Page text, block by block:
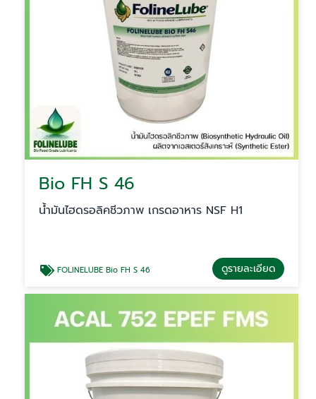
Bio FH S 46
น้ำมันไฮดรอลิคชีวภาพ เกรดอาหาร NSF H1
FOLINELUBE Bio FH S 46 ดูรายละเอียด